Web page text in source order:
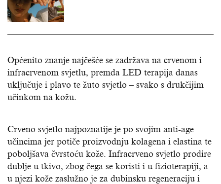
Općenito znanje najčešće se zadržava na crvenom i
infracrvenom svjetlu, premda LED terapija danas
uključuje i plavo te žuto svjetlo – svako s drukčijim
učinkom na kožu.
Crveno svjetlo najpoznatije je po svojim anti-age
učincima jer potiče proizvodnju kolagena i elastina te
poboljšava čvrstoću kože. Infracrveno svjetlo prodire
dublje u tkivo, zbog čega se koristi i u fizioterapiji, a
u njezi kože zaslužno je za dubinsku regeneraciju i